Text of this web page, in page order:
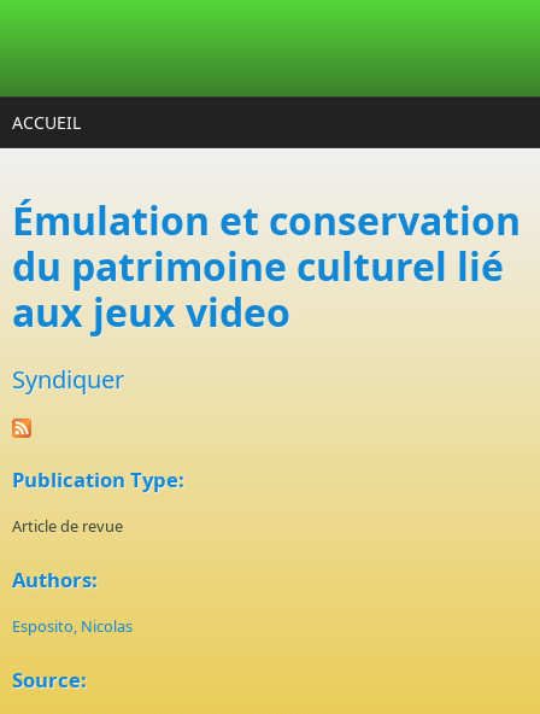
ACCUEIL
Émulation et conservation
du patrimoine culturel lié
aux jeux video
Syndiquer
Publication Type:
Article de revue
Authors:
Esposito, Nicolas
Source: